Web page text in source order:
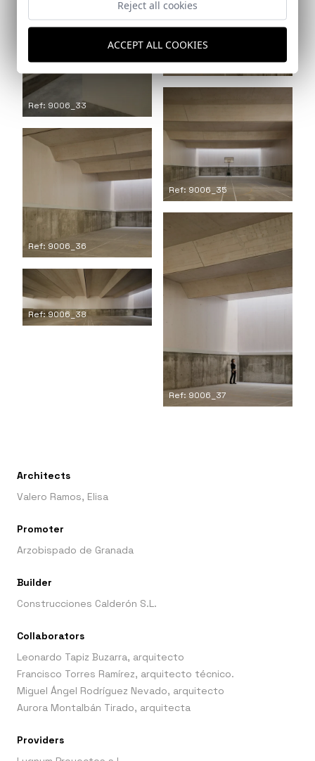
Ref: 9006_33
Ref: 9006_34
Ref: 9006_35
Ref: 9006_36
Ref: 9006_37
Ref: 9006_38
Architects
Valero Ramos, Elisa
Promoter
Arzobispado de Granada
Builder
Construcciones Calderón S.L.
Collaborators
Leonardo Tapiz Buzarra, arquitecto
Francisco Torres Ramírez, arquitecto técnico.
Miguel Ángel Rodríguez Nevado, arquitecto
Aurora Montalbán Tirado, arquitecta
Providers
Reject all cookies
ACCEPT ALL COOKIES